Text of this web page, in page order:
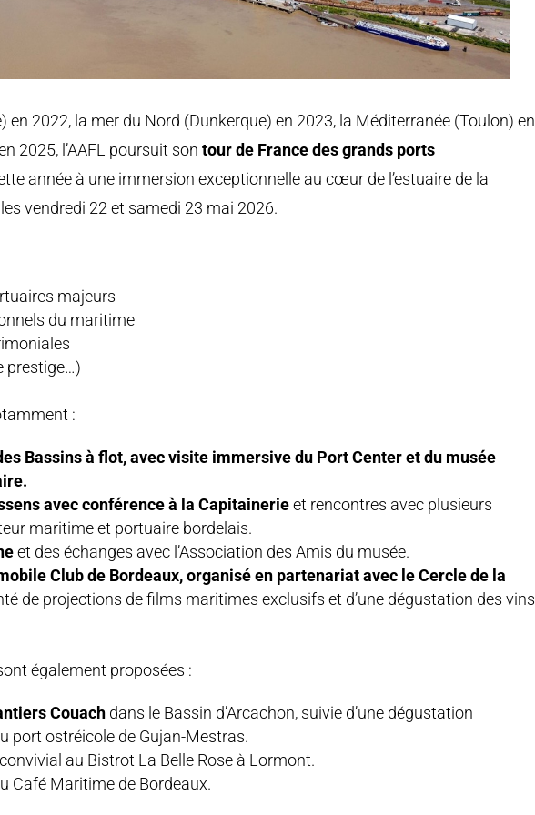
en 2022, la mer du Nord (Dunkerque) en 2023, la Méditerranée (Toulon) en
2025, l’AAFL poursuit son tour de France des grands ports
année à une immersion exceptionnelle au cœur de l’estuaire de la
les vendredi 22 et samedi 23 mai 2026.
majeurs
du maritime
prestige…)
:
Bassins à flot, avec visite immersive du Port Center et du musée
avec conférence à la Capitainerieet rencontres avec plusieurs
maritime et portuaire bordelais.
et des échanges avec l’Association des Amis du musée.
Club de Bordeaux, organisé en partenariat avec le Cercle de la
de projections de films maritimes exclusifs et d’une dégustation des vins
également proposées :
Couach dans le Bassin d’Arcachon, suivie d’une dégustation
port ostréicole de Gujan-Mestras.
au Bistrot La Belle Rose à Lormont.
Café Maritime de Bordeaux.